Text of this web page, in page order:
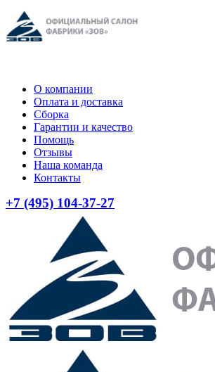
О компании
Оплата и доставка
Сборка
Гарантии и качество
Помощь
Отзывы
Наша команда
Контакты
+7 (495) 104-37-27